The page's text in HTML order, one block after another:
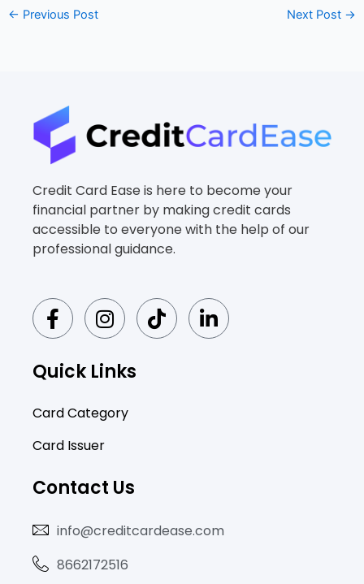
← Previous Post Next Post →
Credit Card Ease is here to become your
financial partner by making credit cards
accessible to everyone with the help of our
professional guidance.
F
a
e
o
k
f
I
n
t
g
r
a
T
i
L
i
Quick Links
Card Category
Card Issuer
Contact Us
info@creditcardease.com
8662172516